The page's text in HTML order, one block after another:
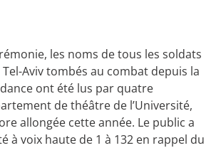
les noms de tous les soldats
Tel-Aviv tombés au combat depuis la
ont été lus par quatre
de théâtre de l’Université,
allongée cette année. Le public a
à voix haute de 1 à 132 en rappel du